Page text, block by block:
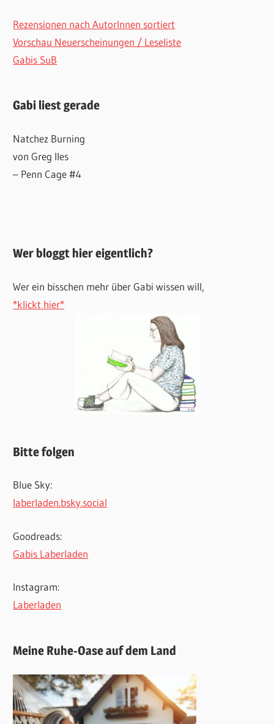
Rezensionen nach AutorInnen sortiert
Vorschau Neuerscheinungen / Leseliste
Gabis SuB
Gabi liest gerade
Natchez Burning
von Greg Iles
– Penn Cage #4
Wer bloggt hier eigentlich?
Wer ein bisschen mehr über Gabi wissen will,
*klickt hier*
Bitte folgen
Blue Sky:
laberladen.bsky.social
Goodreads:
Gabis Laberladen
Instagram:
Laberladen
Meine Ruhe-Oase auf dem Land